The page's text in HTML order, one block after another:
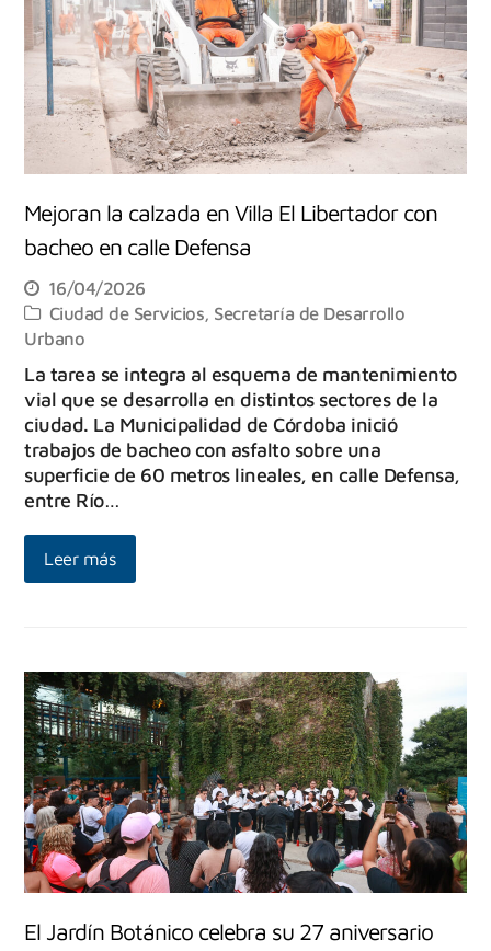
Mejoran la calzada en Villa El Libertador con
bacheo en calle Defensa
16/04/2026
Ciudad de Servicios Secretaría de Desarrollo
Urbano
La tarea se integra al esquema de mantenimiento
vial que se desarrolla en distintos sectores de la
ciudad. La Municipalidad de Córdoba inició
trabajos de bacheo con asfalto sobre una
superficie de 60 metros lineales, en calle Defensa,
entre Río…
Leer más
El Jardín Botánico celebra su 27 aniversario